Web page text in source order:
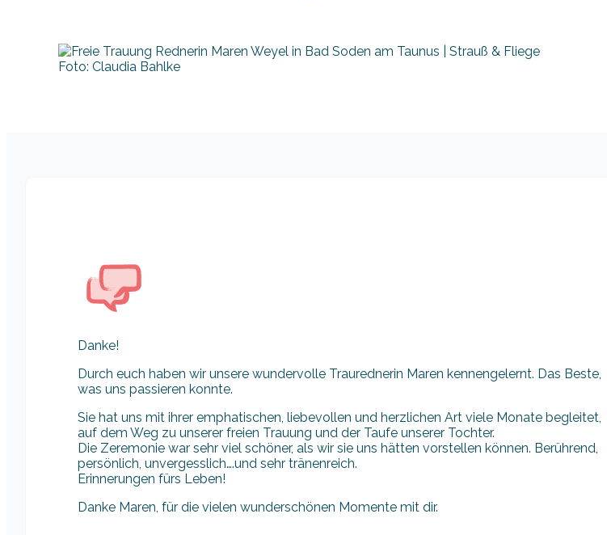
Foto: Claudia Bahlke
Danke!
Durch euch haben wir unsere wundervolle Traurednerin Maren kennengelernt. Das Beste,
was uns passieren konnte.
Sie hat uns mit ihrer emphatischen, liebevollen und herzlichen Art viele Monate begleitet,
auf dem Weg zu unserer freien Trauung und der Taufe unserer Tochter.
Die Zeremonie war sehr viel schöner, als wir sie uns hätten vorstellen können. Berührend,
persönlich, unvergesslich….und sehr tränenreich.
Erinnerungen fürs Leben!
Danke Maren, für die vielen wunderschönen Momente mit dir.